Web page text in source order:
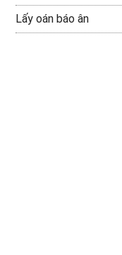
Lấy oán báo ân